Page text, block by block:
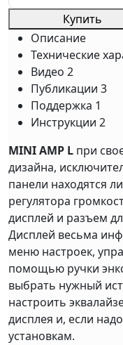
Купить
Описание
Технические
Видео 2
Публикации 3
Поддержка 1
Инструкции 2
MINI AMP L при
дизайна,
панели находятся
регулятора
дисплей и разъем
Дисплей весьма
меню настроек,
помощью ручки
выбрать нужный
настроить
дисплея и, если
установкам.